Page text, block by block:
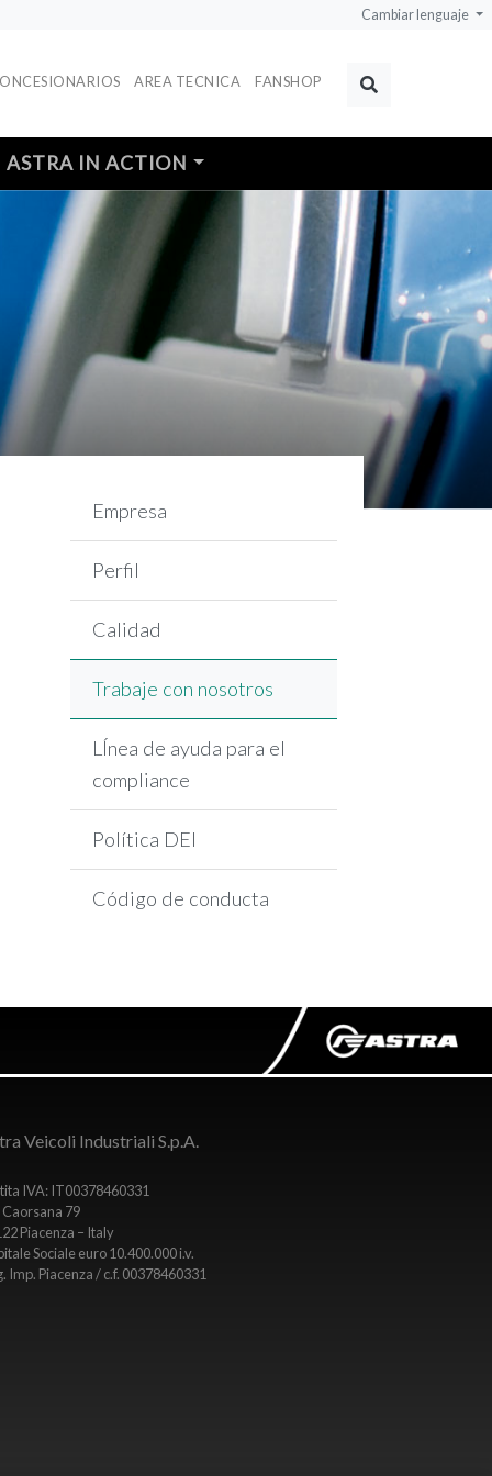
Cambiar lenguaje
AREA TECNICA FANSHOP
ASTRA IN ACTION
Empresa
Perfil
Calidad
Trabaje con nosotros
LÍnea de ayuda para el
compliance
Política DEI
Código de conducta
Veicoli Industriali S.p.A.
IVA: IT00378460331
79
Piacenza – Italy
Sociale euro 10.400.000 i.v.
Imp. Piacenza / c.f. 00378460331